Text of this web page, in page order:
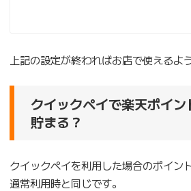
上記の設定が終わればお店で使えるよ
クイックペイで楽天ポイ
貯まる？
クイックペイを利用した場合のポイン
通常利用時と同じです。